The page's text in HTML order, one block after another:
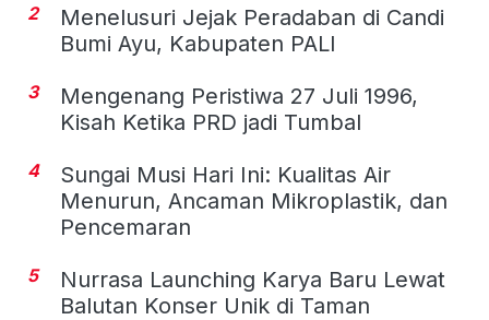
2
Menelusuri Jejak Peradaban di Candi
Bumi Ayu, Kabupaten PALI
3
Mengenang Peristiwa 27 Juli 1996,
Kisah Ketika PRD jadi Tumbal
4
Sungai Musi Hari Ini: Kualitas Air
Menurun, Ancaman Mikroplastik, dan
Pencemaran
5
Nurrasa Launching Karya Baru Lewat
Balutan Konser Unik di Taman